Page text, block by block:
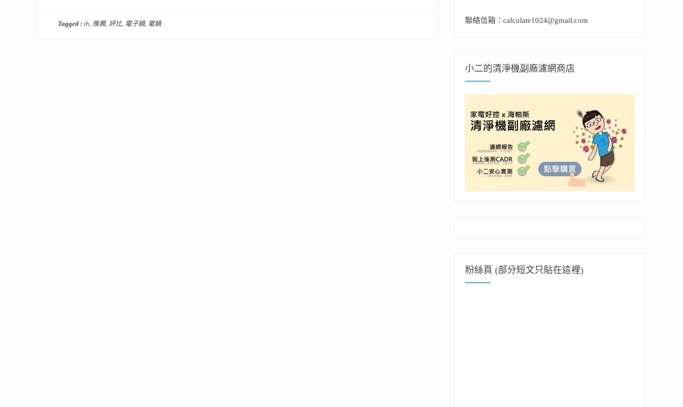
Tagged : ih 推薦, 評比, 電子鍋, 電鍋 聯絡信箱：calculate1024@gmail.com
小二的清淨機副廠濾網商店
粉絲頁 (部分短文只貼在這裡)